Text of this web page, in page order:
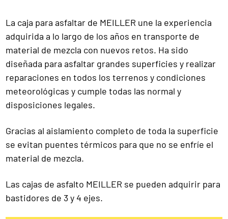
La caja para asfaltar de MEILLER une la experiencia
adquirida a lo largo de los años en transporte de
material de mezcla con nuevos retos. Ha sido
diseñada para asfaltar grandes superficies y realizar
reparaciones en todos los terrenos y condiciones
meteorológicas y cumple todas las normal y
disposiciones legales.
Gracias al aislamiento completo de toda la superficie
se evitan puentes térmicos para que no se enfríe el
material de mezcla.
Las cajas de asfalto MEILLER se pueden adquirir para
bastidores de 3 y 4 ejes.